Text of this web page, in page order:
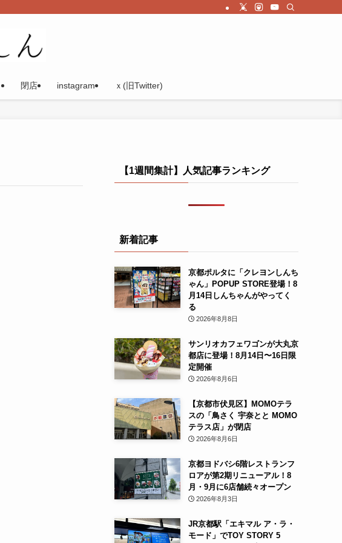
閉店 instagram ｘ(旧Twitter)
【1週間集計】人気記事ランキング
新着記事
京都ポルタに「クレヨンしんち
ゃん」POPUP STORE登場！8
月14日しんちゃんがやってく
る
2026年8月8日
サンリオカフェワゴンが大丸京
都店に登場！8月14日〜16日限
定開催
2026年8月6日
【京都市伏見区】MOMOテラ
スの「鳥さく 宇奈とと MOMO
テラス店」が閉店
2026年8月6日
京都ヨドバシ6階レストランフ
ロアが第2期リニューアル！8
月・9月に6店舗続々オープン
2026年8月3日
JR京都駅「エキマル ア・ラ・
モード」でTOY STORY 5